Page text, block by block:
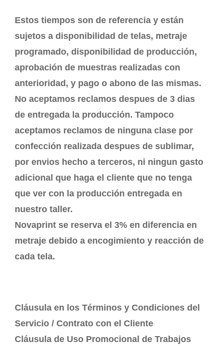
Estos tiempos son de referencia y están
sujetos a disponibilidad de telas, metraje
programado, disponibilidad de producción,
aprobación de muestras realizadas con
anterioridad, y pago o abono de las mismas.
No aceptamos reclamos despues de 3 dias
de entregada la producción. Tampoco
aceptamos reclamos de ninguna clase por
confección realizada despues de sublimar,
por envios hecho a terceros, ni ningun gasto
adicional que haga el cliente que no tenga
que ver con la producción entregada en
nuestro taller.
Novaprint se reserva el 3% en diferencia en
metraje debido a encogimiento y reacción de
cada tela.
Cláusula en los Términos y Condiciones del
Servicio / Contrato con el Cliente
Cláusula de Uso Promocional de Trabajos